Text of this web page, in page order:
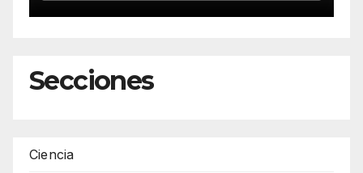
Secciones
Ciencia